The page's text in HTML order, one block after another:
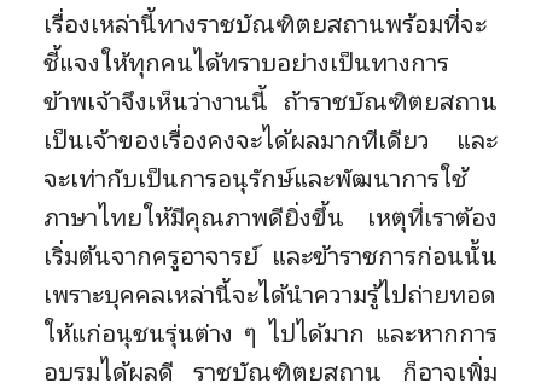
เรื่องเหล่านี้ทางราชบัณฑิตยสถานพร้อมที่จะ
ชี้แจงให้ทุกคนได้ทราบอย่างเป็นทางการ
ข้าพเจ้าจึงเห็นว่างานนี้ ถ้าราชบัณฑิตยสถาน
เป็นเจ้าของเรื่องคงจะได้ผลมากทีเดียว และ
จะเท่ากับเป็นการอนุรักษ์และพัฒนาการใช้
ภาษาไทยให้มีคุณภาพดียิ่งขึ้น เหตุที่เราต้อง
เริ่มต้นจากครูอาจารย์ และข้าราชการก่อนนั้น
เพราะบุคคลเหล่านี้จะได้นำความรู้ไปถ่ายทอด
ให้แก่อนุชนรุ่นต่าง ๆ ไปได้มาก และหากการ
อบรมได้ผลดี ราชบัณฑิตยสถาน ก็อาจเพิ่ม